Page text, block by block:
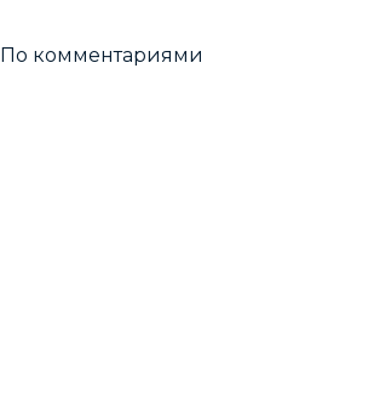
По комментариями